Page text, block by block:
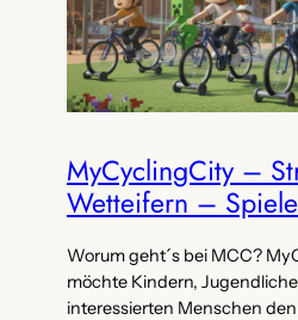
MyCyclingCity –
Wetteifern –
Worum geht´s bei MCC?
möchte Kindern,
interessierten Menschen